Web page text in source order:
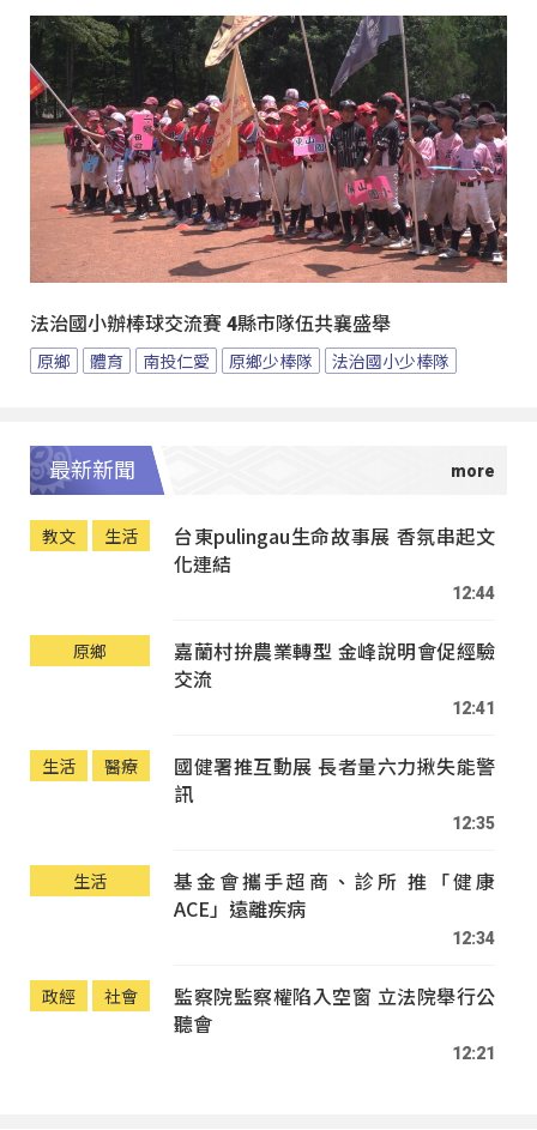
法治國小辦棒球交流賽 4縣市隊伍共襄盛舉
原鄉 體育 南投仁愛 原鄉少棒隊 法治國小少棒隊
最新新聞
教文 生活
台東pulingau生命故事展 香氛串起文
化連結
12:44
原鄉
嘉蘭村拚農業轉型 金峰說明會促經驗
交流
12:41
生活 醫療
國健署推互動展 長者量六力揪失能警
訊
12:35
生活
基金會攜手超商、診所 推「健康
ACE」遠離疾病
12:34
政經 社會
監察院監察權陷入空窗 立法院舉行公
聽會
12:21